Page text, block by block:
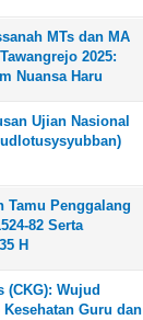
MTs dan MA
2025:
Nuansa Haru
Ujian Nasional
Tamu Penggalang
82 Serta
H
(CKG): Wujud
Guru dan